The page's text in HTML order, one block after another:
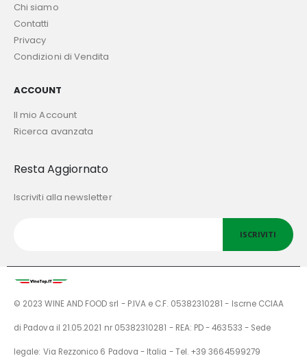
Chi siamo
Contatti
Privacy
Condizioni di Vendita
ACCOUNT
Il mio Account
Ricerca avanzata
Resta Aggiornato
Iscriviti alla newsletter
ISCRIVITI
© 2023 WINE AND FOOD srl - P.IVA e C.F. 05382310281 - Iscrne CCIAA
di Padova il 21.05.2021 nr 05382310281 - REA: PD - 463533 - Sede
legale: Via Rezzonico 6 Padova - Italia - Tel. +39 3664599279